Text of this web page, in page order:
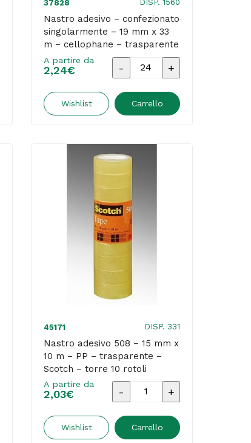
Comet
quantità
37828 DISP. 1560
Nastro adesivo – confezionato
singolarmente – 19 mm x 33
m – cellophane – trasparente
– Comet
A partire da
2,24€
Nastro
-
-
19
mm
x
33
m
-
cellophane
-
trasparente
-
Comet
quantità
Wishlist Carrello
45171 DISP. 331
Nastro adesivo 508 – 15 mm x
10 m – PP – trasparente –
Scotch – torre 10 rotoli
A partire da
2,03€
Nastro
508
Wishlist Carrello